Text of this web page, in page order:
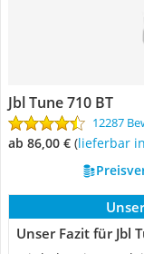
Jbl Tune 710 BT
12287
ab 86,00 € ( Lieferbar
Unser Fazit für Jbl